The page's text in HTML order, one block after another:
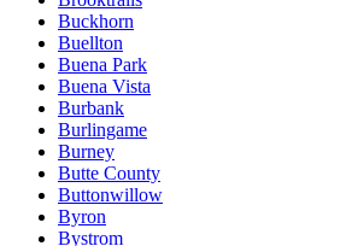
Buckhorn
Buellton
Buena Park
Buena Vista
Burbank
Burlingame
Burney
Butte County
Buttonwillow
Byron
Bystrom